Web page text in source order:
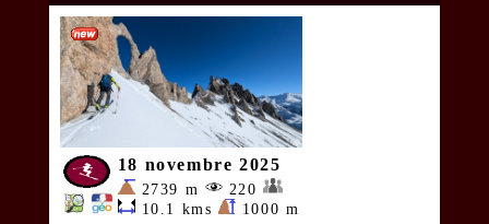
18 novembre 2025
2739 m
220
10.1 kms
1000 m